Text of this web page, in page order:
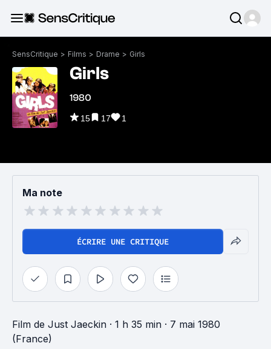
SensCritique > Films > Drame > Girls
Girls
1980
15 17 1
Ma note
ÉCRIRE UNE CRITIQUE
Film de Just Jaeckin · 1 h 35 min · 7 mai 1980
(France)